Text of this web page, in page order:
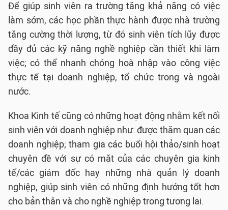
Để giúp sinh viên ra trường tăng khả năng có việc
làm sớm, các học phần thực hành được nhà trường
tăng cường thời lượng, từ đó sinh viên tích lũy được
đầy đủ các kỹ năng nghề nghiệp cần thiết khi làm
việc; có thể nhanh chóng hoà nhập vào công việc
thực tế tại doanh nghiệp, tổ chức trong và ngoài
nước.
Khoa Kinh tế cũng có những hoạt động nhằm kết nối
sinh viên với doanh nghiệp như: được thăm quan các
doanh nghiệp; tham gia các buổi hội thảo/sinh hoạt
chuyên đề với sự có mặt của các chuyên gia kinh
tế/các giám đốc hay những nhà quản lý doanh
nghiệp, giúp sinh viên có những định hướng tốt hơn
cho bản thân và cho nghề nghiệp trong tương lai.